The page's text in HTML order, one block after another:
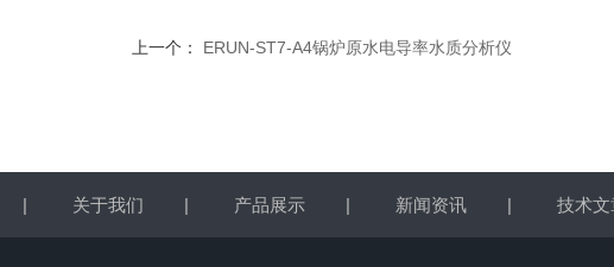
上一个： ERUN-ST7-A4锅炉原水电导率水质分析仪
| 关于我们 | 产品展示 | 新闻资讯 | 技术文